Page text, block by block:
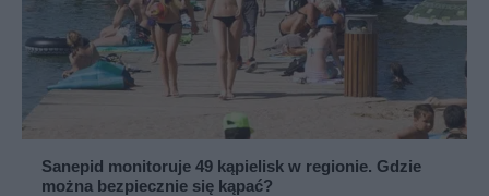
Sanepid monitoruje 49 kąpielisk w regionie. Gdzie
można bezpiecznie się kąpać?